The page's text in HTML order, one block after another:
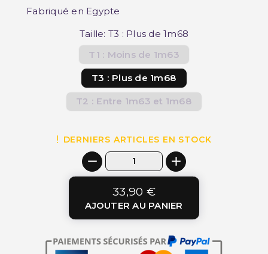
Fabriqué en Egypte
Taille: T3 : Plus de 1m68
T1 : Moins de 1m63
T3 : Plus de 1m68
T2 : Entre 1m63 et 1m68
DERNIERS ARTICLES EN STOCK
33,90 €
AJOUTER AU PANIER